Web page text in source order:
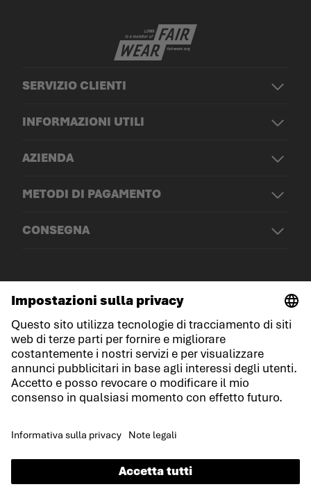
SERVIZIO CLIENTI
INFORMAZIONI UTILI
AZIENDA
METODI DI PAGAMENTO
CONSEGNA
© LOWA Sportschuhe GmbH
Note legali
Protezione dei dati
Cookies
Condizioni di gara
Dichiarazione sull'accessibilità